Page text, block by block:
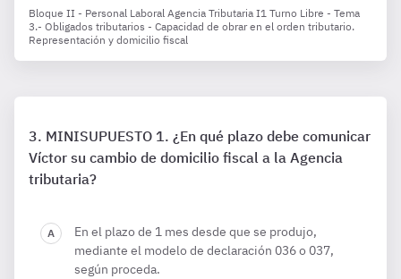
Bloque II - Personal Laboral Agencia Tributaria I1 Turno Libre - Tema
3.- Obligados tributarios - Capacidad de obrar en el orden tributario.
Representación y domicilio fiscal
MINISUPUESTO 1. ¿En qué plazo debe comunicar
Víctor su cambio de domicilio fiscal a la Agencia
tributaria?
En el plazo de 1 mes desde que se produjo,
mediante el modelo de declaración 036 o 037,
según proceda.